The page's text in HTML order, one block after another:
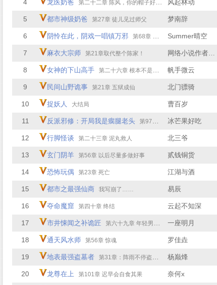
4 龙医奶爸 第二十二章 陈风，你的帽子好绿啊 风起林动
5 都市神级奶爸 第27章 徒儿见过师父 梦南辞
6 阴怜在此，阴戏一唱镇万邪 第68章 血夜求救，南墙撞破 Summer晴空
7 麻衣大宗师 第21章取代整个陈家！
8 女神的下山高手 第二十六章 根本不是对手（大结局） 帆手微云
9 民间山野诡事 第21章 五狱成仙 北门骠骑
10 捉妖人 大结局 曹百岁
11 反派邪修：开局我是瘸腿老头 第97章 入剑冢 冰芒果好吃
12 行脚怪谈 第二十三章 泥丸救人 北三爷
13 玄门阴羊 第56章 以后尽量多做好事 贰钱铜货
14 恐怖玩偶 第23章 死亡 江湖与酒
15 都市之最强仙商 我写崩了…… 易辰
16 夺命魔窟 第四十章 终结 云起不知深
17 市井悚闻之补诡匠 第六十九章 年轻男人的言论 一座明月
18 通天风水师 第56章 惊魂 罗佳垚
19 地表最强盗墓者 第31章：阵雨不停盗洞难开 杨巅烽
20 龙尊在上 第101章 迟早会自食其果 奈何x